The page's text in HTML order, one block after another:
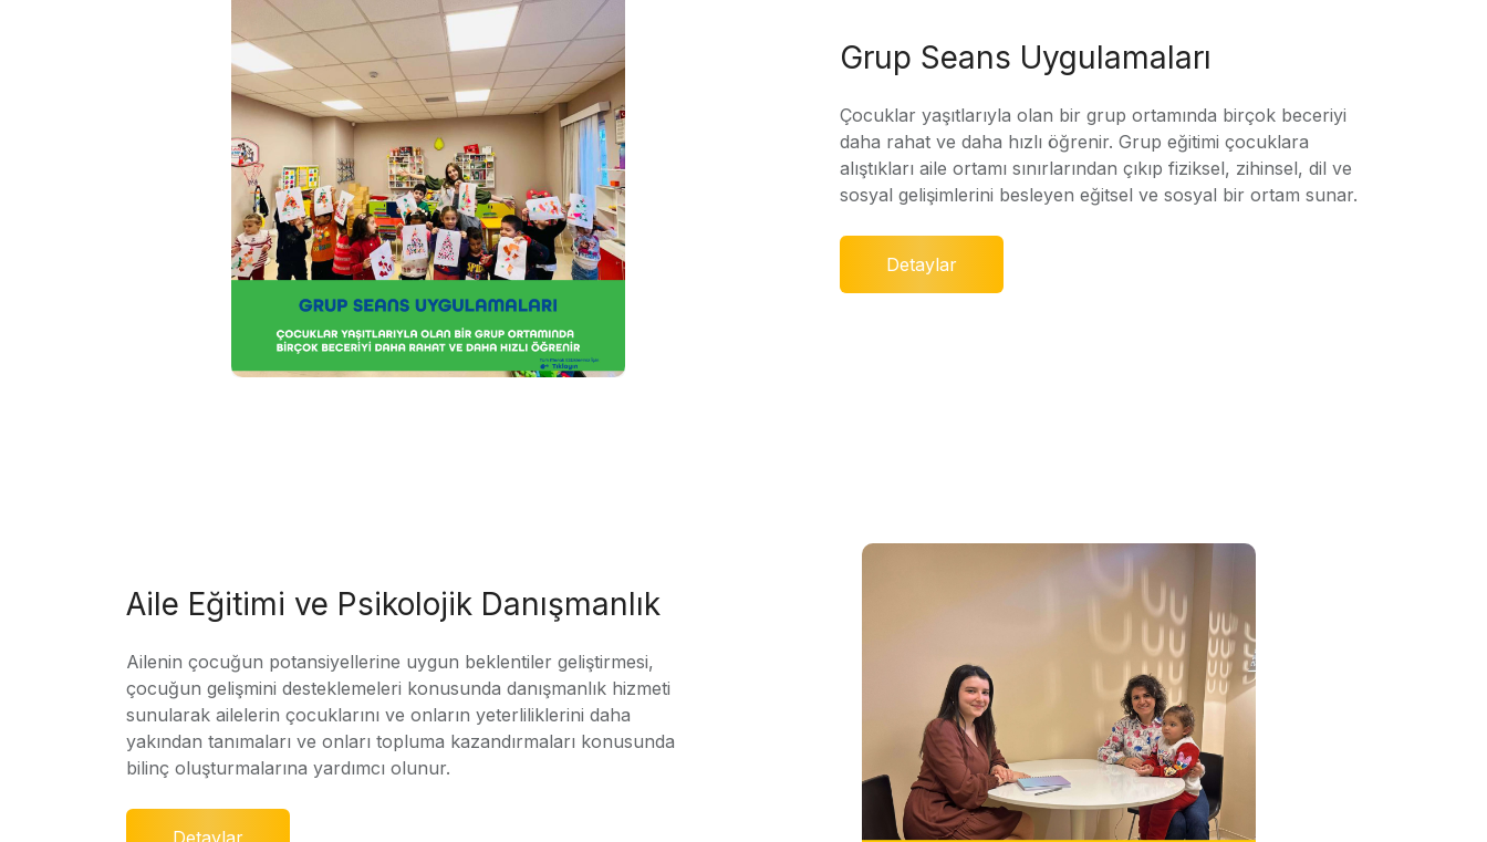
Grup Seans Uygulamaları
Çocuklar yaşıtlarıyla olan bir grup ortamında birçok beceriyi
daha rahat ve daha hızlı öğrenir. Grup eğitimi çocuklara
alıştıkları aile ortamı sınırlarından çıkıp fiziksel, zihinsel, dil ve
sosyal gelişimlerini besleyen eğitsel ve sosyal bir ortam sunar.
Detaylar
Aile Eğitimi ve Psikolojik Danışmanlık
Ailenin çocuğun potansiyellerine uygun beklentiler geliştirmesi,
çocuğun gelişmini desteklemeleri konusunda danışmanlık hizmeti
sunularak ailelerin çocuklarını ve onların yeterliliklerini daha
yakından tanımaları ve onları topluma kazandırmaları konusunda
bilinç oluşturmalarına yardımcı olunur.
Detaylar